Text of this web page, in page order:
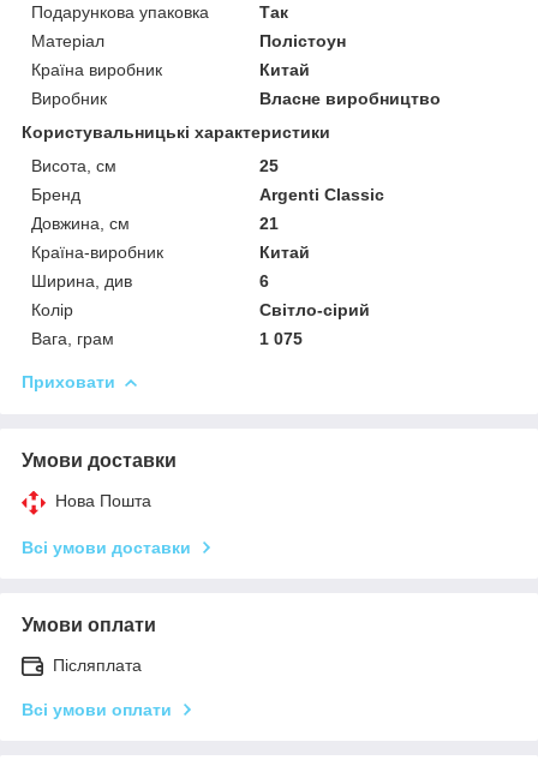
Подарункова упаковка
Так
Матеріал
Полістоун
Країна виробник
Китай
Виробник
Власне виробництво
Користувальницькі характеристики
Висота, см
25
Бренд
Argenti Classic
Довжина, см
21
Країна-виробник
Китай
Ширина, див
6
Колір
Світло-сірий
Вага, грам
1 075
Приховати
Умови доставки
Нова Пошта
Всі умови доставки
Умови оплати
Післяплата
Всі умови оплати